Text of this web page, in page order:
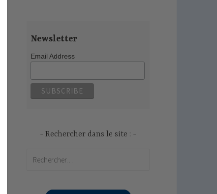
Newsletter
Email Address
Rechercher dans le site :